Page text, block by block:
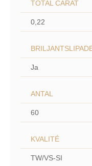
TOTAL CARAT
0,22
Ja
ANTAL
60
KVALITÉ
TW/VS-SI